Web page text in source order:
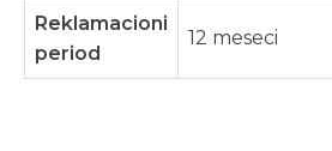
Reklamacioni
period
12 meseci